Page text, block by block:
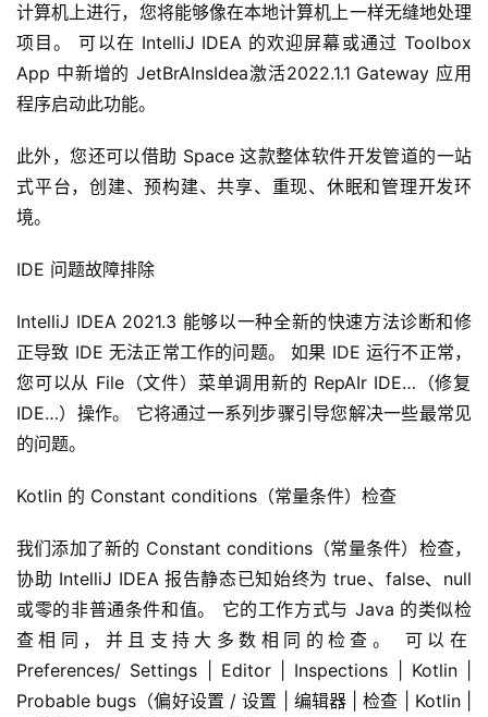
计算机上进行，您将能够像在本地计算机上一样无缝地处理
项目。 可以在 IntelliJ IDEA 的欢迎屏幕或通过 Toolbox
App 中新增的 JetBrAInsIdea激活2022.1.1 Gateway 应用
程序启动此功能。
此外，您还可以借助 Space 这款整体软件开发管道的一站
式平台，创建、预构建、共享、重现、休眠和管理开发环
境。
IDE 问题故障排除
IntelliJ IDEA 2021.3 能够以一种全新的快速方法诊断和修
正导致 IDE 无法正常工作的问题。 如果 IDE 运行不正常，
您可以从 File（文件）菜单调用新的 RepAIr IDE…（修复
IDE…）操作。 它将通过一系列步骤引导您解决一些最常见
的问题。
Kotlin 的 Constant conditions（常量条件）检查
我们添加了新的 Constant conditions（常量条件）检查，
协助 IntelliJ IDEA 报告静态已知始终为 true、false、null
或零的非普通条件和值。 它的工作方式与 Java 的类似检
查相同，并且支持大多数相同的检查。 可以在
Preferences/ Settings | Editor | Inspections | Kotlin |
Probable bugs（偏好设置 / 设置 | 编辑器 | 检查 | Kotlin |